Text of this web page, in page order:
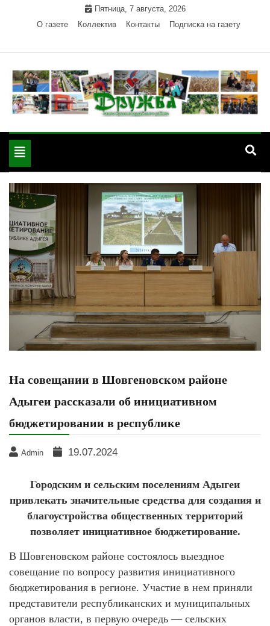
Пятница, 7 августа, 2026
О газете
Коллектив Контакты Подписка на газету
"Дружба" — газета
района РА
Красногвардейского района Республики Адыгея
Toggle
navigation
На совещании в Шовгеновском районе
Адыгеи рассказали об инициативном
бюджетировании в республике
Admin 19.07.2024
Городским и сельским поселениям Адыгеи
привлекать значительные средства для создания и
благоустройства общественных территорий
позволяет инициативное бюджетирование.
В Шовгеновском районе состоялось выездное
совещание по вопросу развития инициативного
бюджетирования в регионе. Участие в нем приняли
представители республиканских и муниципальных
органов власти, в первую очередь — сельских